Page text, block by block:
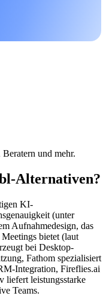
und mehr.
Alternativen?
KI-
(unter
Aufnahmedesign, das
bietet (laut
bei Desktop-
Fathom spezialisiert
Integration, Fireflies.ai
liefert leistungsstarke
Teams.